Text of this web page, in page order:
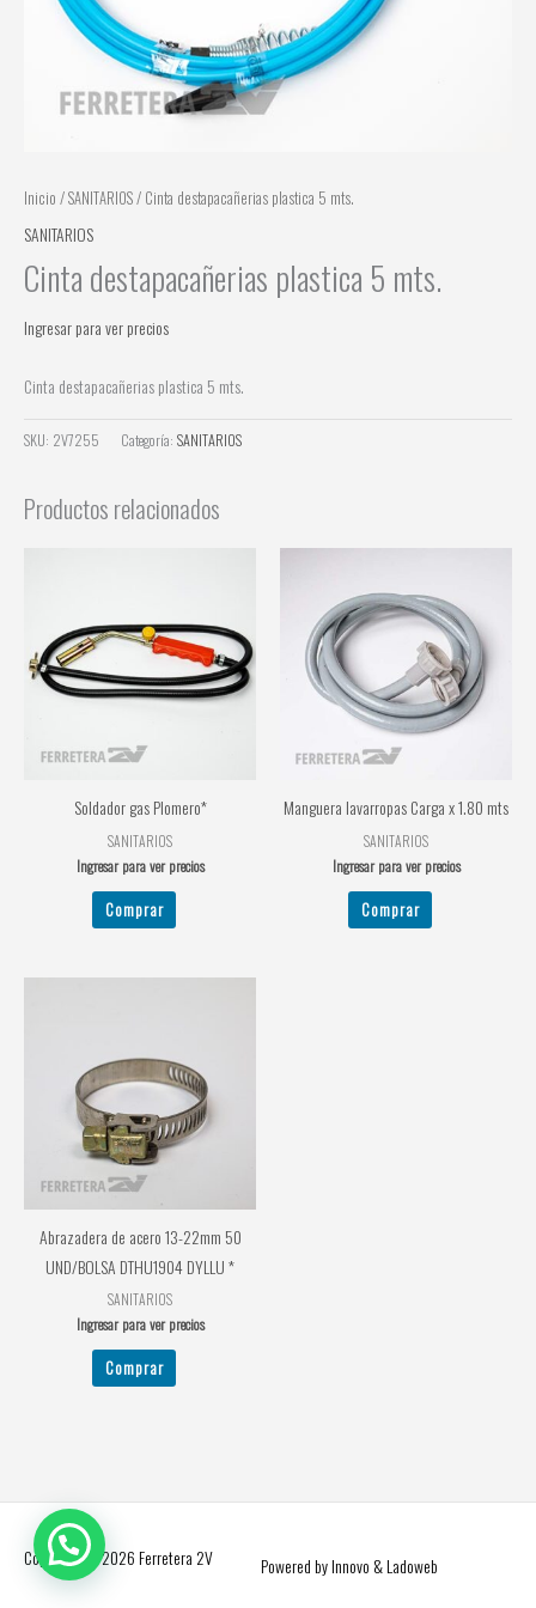
Inicio /SANITARIOS/ Cinta destapacañerias plastica 5 mts.
SANITARIOS
Cinta destapacañerias plastica 5 mts.
Ingresar para ver precios
Cinta destapacañerias plastica 5 mts.
SKU: 2V7255 Categoría: SANITARIOS
Productos relacionados
Soldador gas Plomero*
SANITARIOS
Ingresar para ver precios
Comprar
Manguera lavarropas Carga x 1.80 mts
SANITARIOS
Ingresar para ver precios
Comprar
Abrazadera de acero 13-22mm 50
UND/BOLSA DTHU1904 DYLLU *
SANITARIOS
Ingresar para ver precios
Comprar
Copyright © 2026 Ferretera 2V Powered by Innovo & Ladoweb